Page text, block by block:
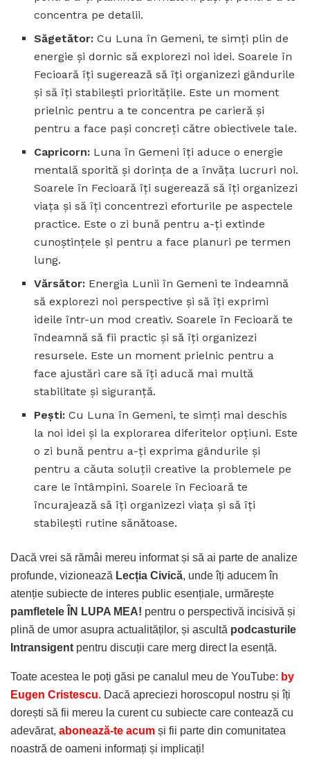
concentra pe detalii.
Săgetător: Cu Luna în Gemeni, te simți plin de
energie și dornic să explorezi noi idei. Soarele în
Fecioară îți sugerează să îți organizezi gândurile
și să îți stabilești prioritățile. Este un moment
prielnic pentru a te concentra pe carieră și
pentru a face pași concreți către obiectivele tale.
Capricorn: Luna în Gemeni îți aduce o energie
mentală sporită și dorința de a învăța lucruri noi.
Soarele în Fecioară îți sugerează să îți organizezi
viața și să îți concentrezi eforturile pe aspectele
practice. Este o zi bună pentru a-ți extinde
cunoștințele și pentru a face planuri pe termen
lung.
Vărsător: Energia Lunii în Gemeni te îndeamnă
să explorezi noi perspective și să îți exprimi
ideile într-un mod creativ. Soarele în Fecioară te
îndeamnă să fii practic și să îți organizezi
resursele. Este un moment prielnic pentru a
face ajustări care să îți aducă mai multă
stabilitate și siguranță.
Pești: Cu Luna în Gemeni, te simți mai deschis
la noi idei și la explorarea diferitelor opțiuni. Este
o zi bună pentru a-ți exprima gândurile și
pentru a căuta soluții creative la problemele pe
care le întâmpini. Soarele în Fecioară te
încurajează să îți organizezi viața și să îți
stabilești rutine sănătoase.
Dacă vrei să rămâi mereu informat și să ai parte de analize
profunde, vizionează Lecția Civică, unde îți aducem în
atenție subiecte de interes public esențiale, urmărește
pamfletele ÎN LUPA MEA! pentru o perspectivă incisivă și
plină de umor asupra actualităților, și ascultă podcasturile
Intransigent pentru discuții care merg direct la esență.
Toate acestea le poți găsi pe canalul meu de YouTube: by
Eugen Cristescu. Dacă apreciezi horoscopul nostru și îți
dorești să fii mereu la curent cu subiecte care contează cu
adevărat, abonează-te acum și fii parte din comunitatea
noastră de oameni informați și implicați!